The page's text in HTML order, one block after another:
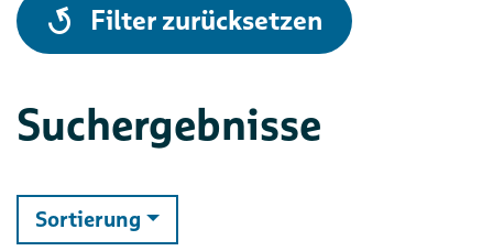
alle
Filter zurücksetzen
Suchergebnisse
Sortierung ändern